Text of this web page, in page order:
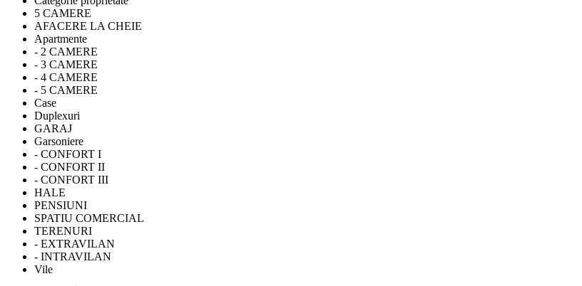
5 CAMERE
AFACERE LA CHEIE
Apartmente
- 2 CAMERE
- 3 CAMERE
- 4 CAMERE
- 5 CAMERE
Case
Duplexuri
GARAJ
Garsoniere
- CONFORT I
- CONFORT II
- CONFORT III
HALE
PENSIUNI
SPATIU COMERCIAL
TERENURI
- EXTRAVILAN
- INTRAVILAN
Vile